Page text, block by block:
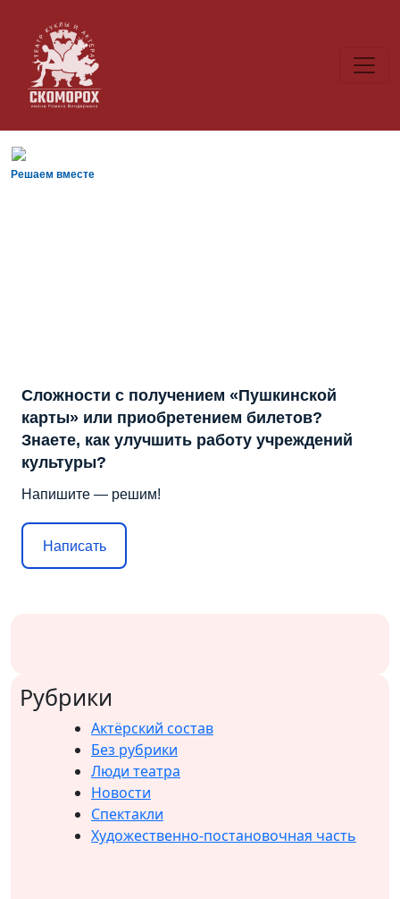
Решаем вместе
Сложности с получением «Пушкинской
карты» или приобретением билетов?
Знаете, как улучшить работу учреждений
культуры?
Напишите — решим!
Написать
Рубрики
Актёрский состав
Без рубрики
Люди театра
Новости
Спектакли
Художественно-постановочная часть